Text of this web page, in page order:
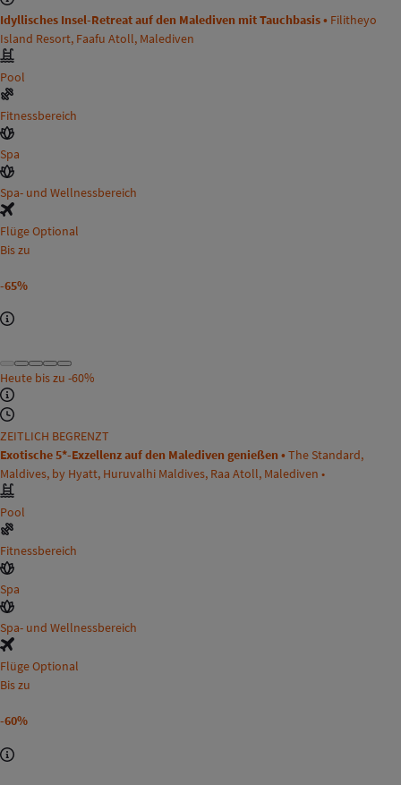
Idyllisches Insel-Retreat auf den Malediven mit Tauchbasis • Filitheyo
Island Resort, Faafu Atoll, Malediven
Pool
Fitnessbereich
Spa
Spa- und Wellnessbereich
Flüge Optional
Bis zu
-65%
Heute bis zu -60%
ZEITLICH BEGRENZT
Exotische 5*-Exzellenz auf den Malediven genießen • The Standard,
Maldives, by Hyatt, Huruvalhi Maldives, Raa Atoll, Malediven •
Pool
Fitnessbereich
Spa
Spa- und Wellnessbereich
Flüge Optional
Bis zu
-60%